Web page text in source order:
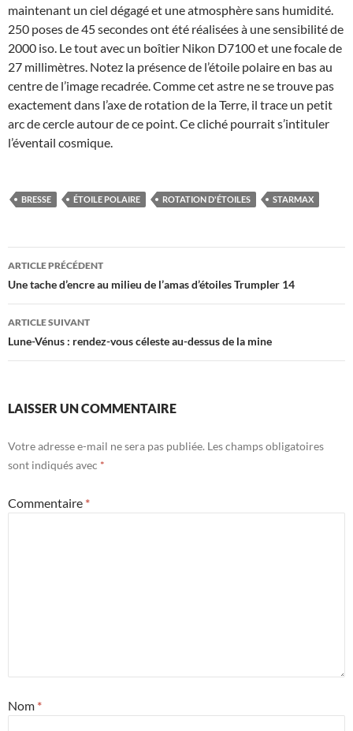
maintenant un ciel dégagé et une atmosphère sans humidité.
250 poses de 45 secondes ont été réalisées à une sensibilité de
2000 iso. Le tout avec un boîtier Nikon D7100 et une focale de
27 millimètres. Notez la présence de l’étoile polaire en bas au
centre de l’image recadrée. Comme cet astre ne se trouve pas
exactement dans l’axe de rotation de la Terre, il trace un petit
arc de cercle autour de ce point. Ce cliché pourrait s’intituler
l’éventail cosmique.
BRESSE ÉTOILE POLAIRE ROTATION D'ÉTOILES STARMAX
Navigation
des
articles
ARTICLE PRÉCÉDENT
Une tache d’encre au milieu de l’amas d’étoiles Trumpler 14
ARTICLE SUIVANT
Lune-Vénus : rendez-vous céleste au-dessus de la mine
LAISSER UN COMMENTAIRE
Votre adresse e-mail ne sera pas publiée. Les champs obligatoires
sont indiqués avec *
Commentaire *
Nom *